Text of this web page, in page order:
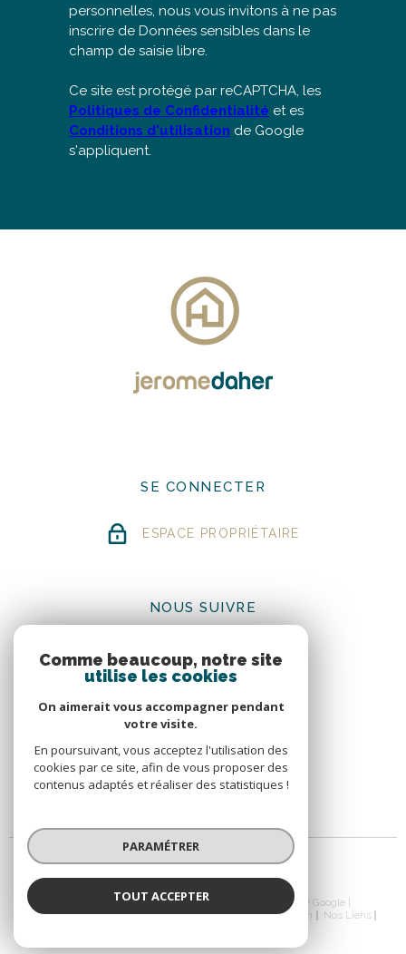
personnelles, nous vous invitons à ne pas
inscrire de Données sensibles dans le
champ de saisie libre.
Ce site est protégé par reCAPTCHA, les
Politiques de Confidentialité et es
Conditions d'utilisation de Google
s'appliquent.
SE CONNECTER
ESPACE PROPRIÉTAIRE
NOUS SUIVRE
© 2026 | Tous droits réservés | Traduction powered by Google |
Nos Honoraires
Plan Du Site Mentions Légales Admin
Nos Liens
Comme beaucoup, notre site
utilise les cookies
On aimerait vous accompagner pendant
votre visite.
En poursuivant, vous acceptez l'utilisation des
cookies par ce site, afin de vous proposer des
contenus adaptés et réaliser des statistiques !
PARAMÉTRER
TOUT ACCEPTER